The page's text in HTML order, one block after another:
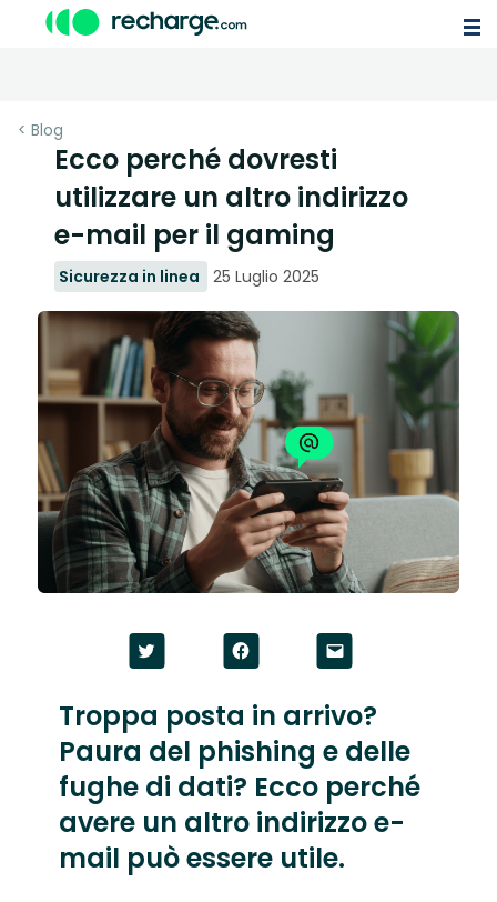
< Blog
Ecco perché dovresti
utilizzare un altro indirizzo
e-mail per il gaming
Sicurezza in linea 25 Luglio 2025
Troppa posta in arrivo?
Paura del phishing e delle
fughe di dati? Ecco perché
avere un altro indirizzo e-
mail può essere utile.
clic
condividere
su
Twitter
(Si
apre
in
una
finestra)
clic
su
Facebook
apre
in
una
nuova
finestra)
clic
un
link
un
amico
via
e-
(Si
apre